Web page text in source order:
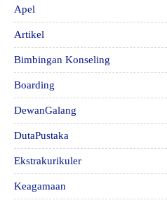
Apel
Artikel
Bimbingan Konseling
Boarding
DewanGalang
DutaPustaka
Ekstrakurikuler
Keagamaan